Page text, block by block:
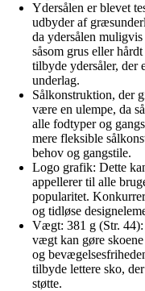
Ydersålen er blevet
udbyder af
da ydersålen
såsom grus eller
tilbyde ydersåler, der
underlag.
Sålkonstruktion, der
være en ulempe, da
alle fodtyper og
mere fleksible
behov og gangstile.
Logo grafik: Dette
appellerer til alle
popularitet.
og tidløse
Vægt: 381 g (Str. 44):
vægt kan gøre
og
tilbyde lettere sko,
støtte.